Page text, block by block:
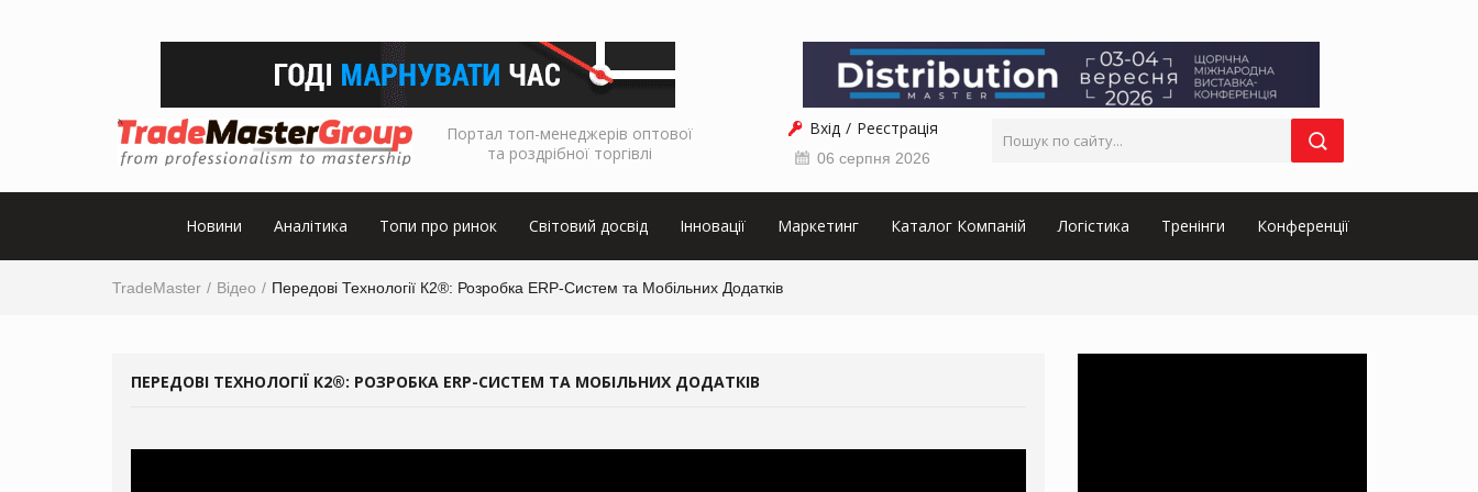
Портал топ-менеджерів оптової
та роздрібної торгівлі
Вхід Реєстрація
06 серпня 2026
Новини Аналітика Топи про ринок Світовий досвід Інновації Маркетинг Каталог Компаній Логістика Тренінги Конференції
TradeMaster Відео Передові Технології К2®: Розробка ERP-Систем та Мобільних Додатків
ПЕРЕДОВІ ТЕХНОЛОГІЇ К2®: РОЗРОБКА ERP-СИСТЕМ ТА МОБІЛЬНИХ ДОДАТКІВ